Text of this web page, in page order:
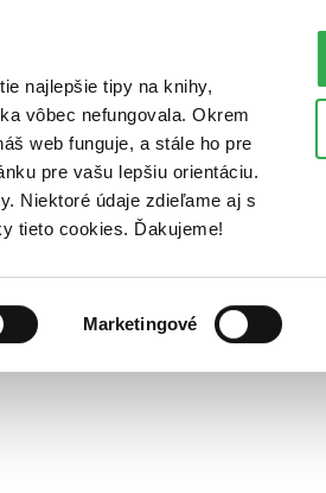
najlepšie tipy na knihy,
vôbec nefungovala. Okrem
web funguje, a stále ho pre
pre vašu lepšiu orientáciu.
Niektoré údaje zdieľame aj s
tieto cookies. Ďakujeme!
Marketingové